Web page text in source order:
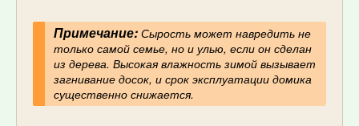
Примечание:Сырость может навредить не
только самой семье, но и улью, если он сделан
из дерева. Высокая влажность зимой вызывает
загнивание досок, и срок эксплуатации домика
существенно снижается.